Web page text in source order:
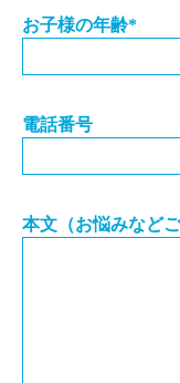
お子様の年齢*
電話番号
本文（お悩みなど